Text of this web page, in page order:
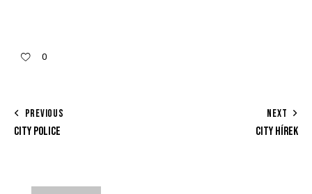
0
PREVIOUS
CITY POLICE
NEXT
CITY HÍREK